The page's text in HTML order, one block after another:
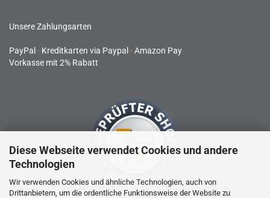
Diese Webseite verwendet Cookies und andere
Technologien
Wir verwenden Cookies und ähnliche Technologien, auch von
Drittanbietern, um die ordentliche Funktionsweise der Website zu
Unsere Zahlungsarten
PayPal - Kreditkarten via Paypal -Amazon Pay
Vorkasse mit 2% Rabatt